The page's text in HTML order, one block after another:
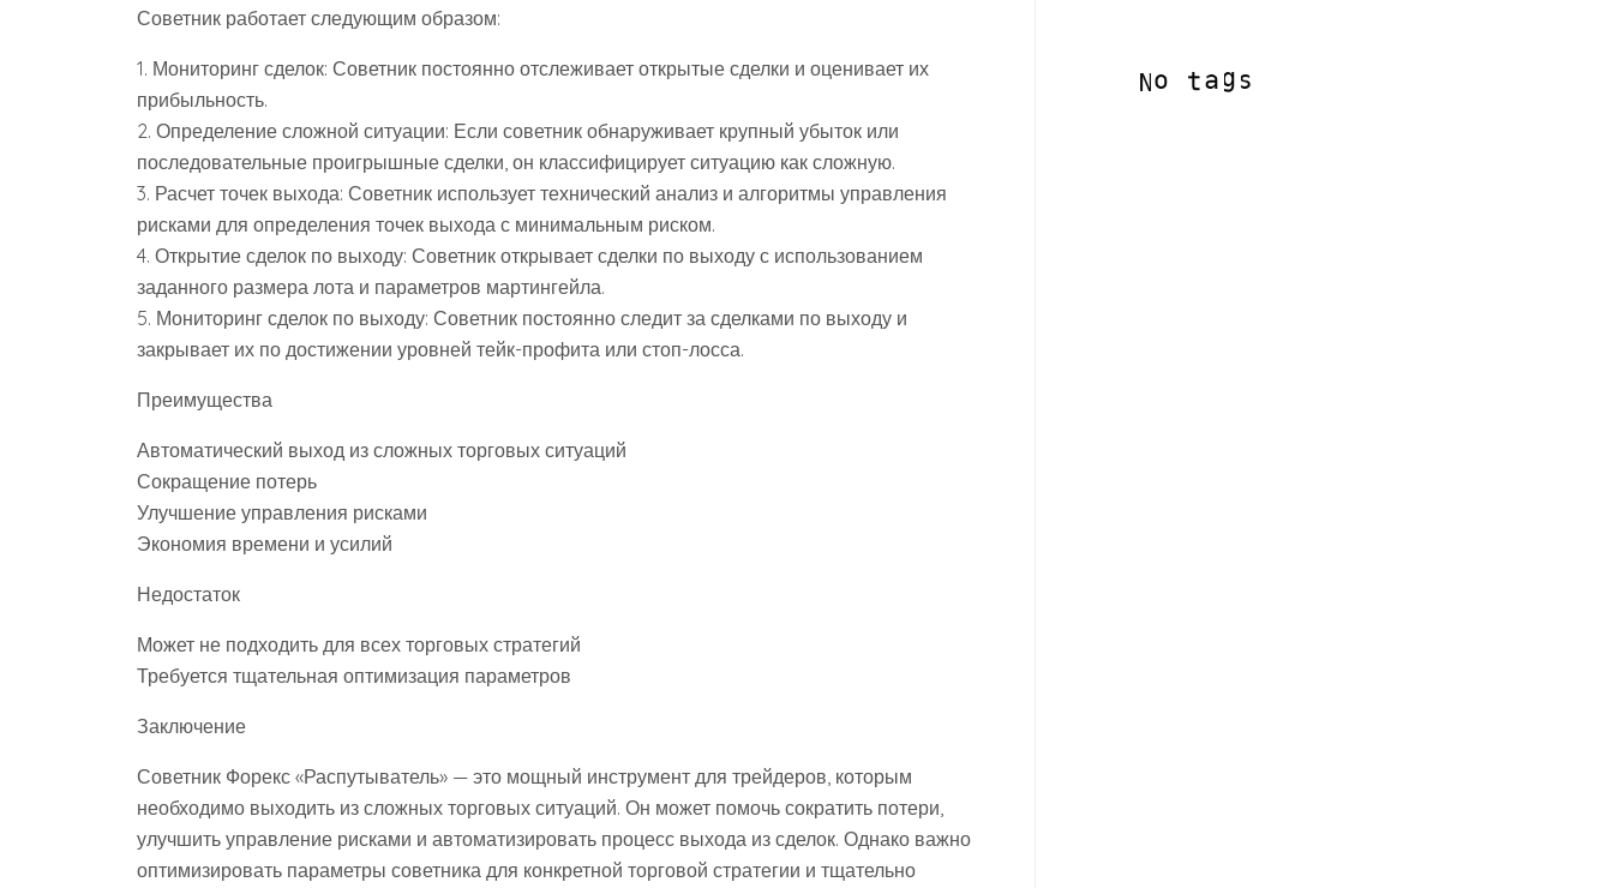
Советник работает следующим образом:
1. Мониторинг сделок: Советник постоянно отслеживает открытые сделки и оценивает их
прибыльность.
2. Определение сложной ситуации: Если советник обнаруживает крупный убыток или
последовательные проигрышные сделки, он классифицирует ситуацию как сложную.
3. Расчет точек выхода: Советник использует технический анализ и алгоритмы управления
рисками для определения точек выхода с минимальным риском.
4. Открытие сделок по выходу: Советник открывает сделки по выходу с использованием
заданного размера лота и параметров мартингейла.
5. Мониторинг сделок по выходу: Советник постоянно следит за сделками по выходу и
закрывает их по достижении уровней тейк-профита или стоп-лосса.
Преимущества
Автоматический выход из сложных торговых ситуаций
Сокращение потерь
Улучшение управления рисками
Экономия времени и усилий
Недостаток
Может не подходить для всех торговых стратегий
Требуется тщательная оптимизация параметров
Заключение
Советник Форекс «Распутыватель» — это мощный инструмент для трейдеров, которым
необходимо выходить из сложных торговых ситуаций. Он может помочь сократить потери,
улучшить управление рисками и автоматизировать процесс выхода из сделок. Однако важно
оптимизировать параметры советника для конкретной торговой стратегии и тщательно